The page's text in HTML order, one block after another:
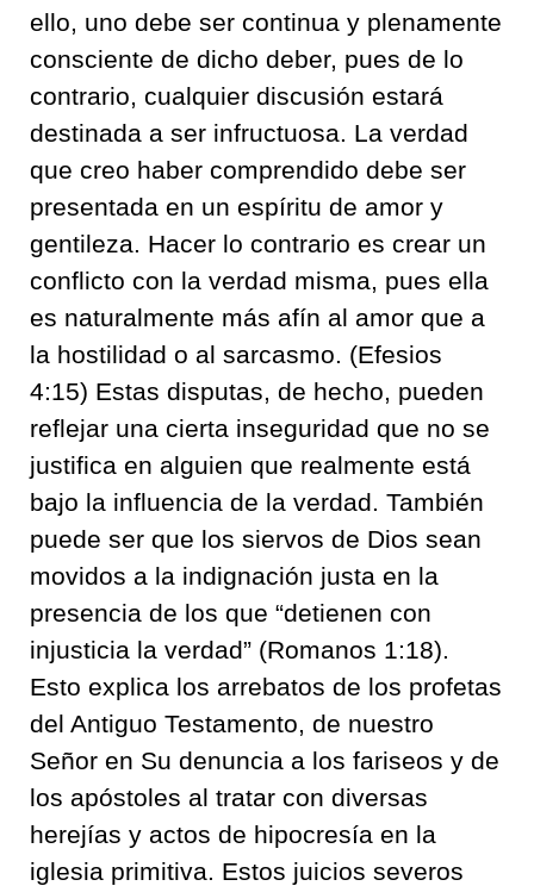
ello, uno debe ser continua y plenamente
consciente de dicho deber, pues de lo
contrario, cualquier discusión estará
destinada a ser infructuosa
La verdad
que creo haber comprendido debe ser
presentada en un espíritu de amor y
gentileza
Hacer lo contrario es crear un
conflicto con la verdad misma, pues ella
es naturalmente más afín al amor que a
la hostilidad o al sarcasmo
(Efesios
4:15) Estas disputas, de hecho, pueden
reflejar una cierta inseguridad que no se
justifica en alguien que realmente está
bajo la influencia de la verdad También
puede ser que los siervos de Dios sean
movidos a la indignación justa en la
presencia de los que “detienen con
injusticia la verdad” (Romanos 1:18).
Esto explica los arrebatos de los profetas
del Antiguo Testamento, de nuestro
Señor en Su denuncia a los fariseos y de
los apóstoles al tratar con diversas
herejías y actos de hipocresía en la
iglesia primitiva
Estos juicios severos